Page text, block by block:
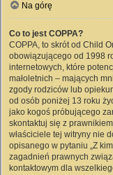
Na górę
Co to jest COPPA?
COPPA, to skrót od Child
obowiązującego od 1998
internetowych, które
małoletnich – mających
zgody rodziców lub
od osób poniżej 13 roku
jako kogoś próbującego
skontaktuj się z
właściciele tej witryny nie
opisanego w pytaniu „Z
zagadnień prawnych
kontaktowym dla